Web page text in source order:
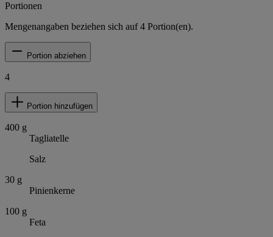
Portionen
Mengenangaben beziehen sich auf4 Portion(en).
Portion abziehen
4
Portion hinzufügen
400 g
Tagliatelle
Salz
30 g
Pinienkerne
100 g
Feta